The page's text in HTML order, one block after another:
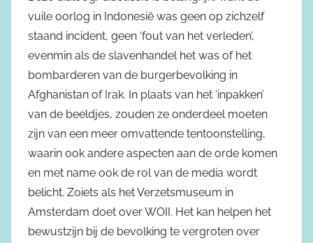
vuile oorlog in Indonesië was geen op zichzelf
staand incident, geen ‘fout van het verleden’,
evenmin als de slavenhandel het was of het
bombarderen van de burgerbevolking in
Afghanistan of Irak. In plaats van het ‘inpakken’
van de beeldjes, zouden ze onderdeel moeten
zijn van een meer omvattende tentoonstelling,
waarin ook andere aspecten aan de orde komen
en met name ook de rol van de media wordt
belicht. Zoiets als het Verzetsmuseum in
Amsterdam doet over WOII. Het kan helpen het
bewustzijn bij de bevolking te vergroten over